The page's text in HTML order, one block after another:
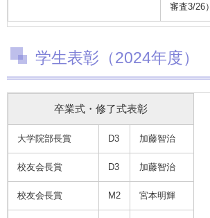
審査3/26）
学生表彰（2024年度）
卒業式・修了式表彰
大学院部長賞 D3 加藤智治
校友会長賞 D3 加藤智治
校友会長賞 M2 宮本明輝